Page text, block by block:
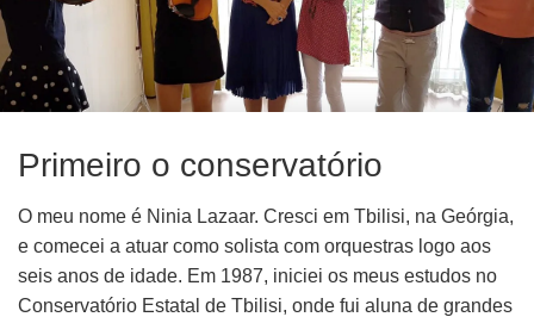
a
v
ç
Primeiro o conservatório
O meu nome é Ninia Lazaar. Cresci em Tbilisi, na Geórgia,
e comecei a atuar como solista com orquestras logo aos
seis anos de idade. Em 1987, iniciei os meus estudos no
Conservatório Estatal de Tbilisi, onde fui aluna de grandes